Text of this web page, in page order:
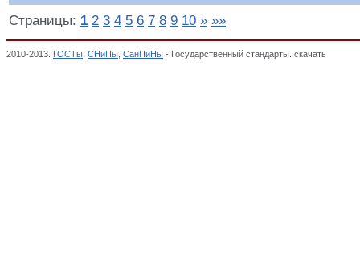
Страницы: 1 2 3 4 5 6 7 8 9 10 » »»
2010-2013. ГОСТы СНиПы СанПиНы - Государственный стандарты. скачать